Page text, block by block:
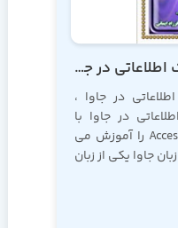
کتاب برنامه نویسی بانک اطلاعاتی در جاوا با مایکروسافت اکسس 2010
در جاوا ،
در جاوا با
استفاده از نرم افزار Access 2010 را آموزش می
زبان جاوا یکی از زبان